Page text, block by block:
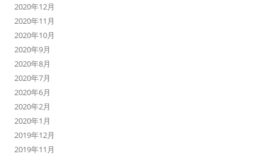
2020年12月
2020年11月
2020年10月
2020年9月
2020年8月
2020年7月
2020年6月
2020年2月
2020年1月
2019年12月
2019年11月